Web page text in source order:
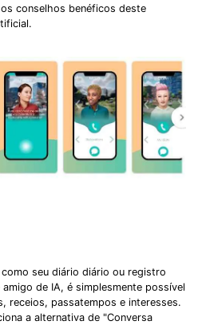
conselhos benéficos deste
seu diário diário ou registro
de IA, é simplesmente possível
receios, passatempos e interesses.
a alternativa de "Conversa